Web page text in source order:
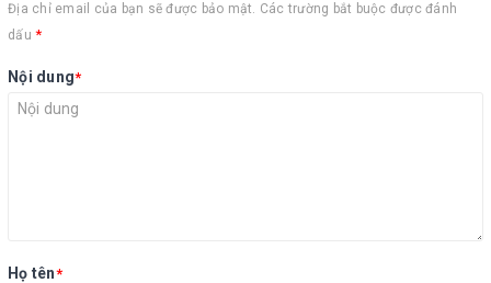
Địa chỉ email của bạn sẽ được bảo mật. Các trường bắt buộc được đánh
dấu *
Nội dung*
Họ tên*